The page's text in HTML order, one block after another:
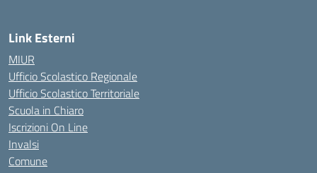
Link Esterni
MIUR
Ufficio Scolastico Regionale
Ufficio Scolastico Territoriale
Scuola in Chiaro
Iscrizioni On Line
Invalsi
Comune